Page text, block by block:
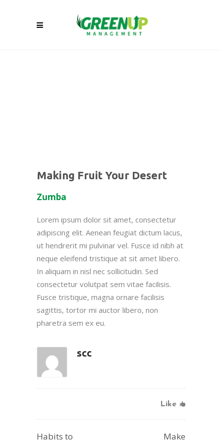
Making Fruit Your Desert
Zumba
Lorem ipsum dolor sit amet, consectetur
adipiscing elit. Aenean feugiat dictum lacus,
ut hendrerit mi pulvinar vel. Fusce id nibh at
neque eleifend tristique at sit amet libero.
In aliquam in nisl nec sollicitudin. Sed
consectetur volutpat sem vitae facilisis.
Fusce tristique, magna ornare facilisis
sagittis, tortor mi auctor libero, non
pharetra sem ex eu.
scc
Like
Habits to Make